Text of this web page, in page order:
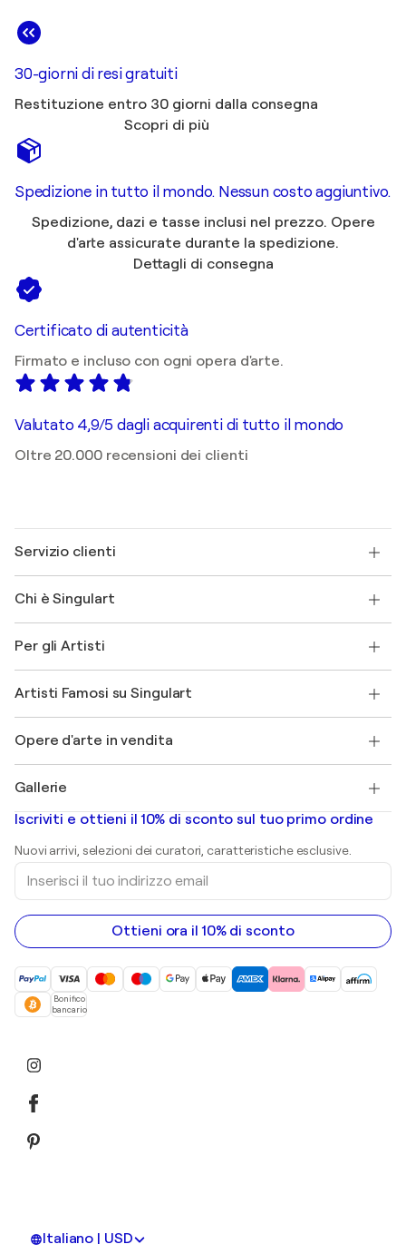
30-giorni di resi gratuiti
Restituzione entro 30 giorni dalla consegna
Scopri di più
Spedizione in tutto il mondo. Nessun costo aggiuntivo.
Spedizione, dazi e tasse inclusi nel prezzo. Opere
d'arte assicurate durante la spedizione.
Dettagli di consegna
Certificato di autenticità
Firmato e incluso con ogni opera d'arte.
Valutato 4,9/5 dagli acquirenti di tutto il mondo
Oltre 20.000 recensioni dei clienti
Servizio clienti
Spedizione
Offri una carta regalo
Partecipa al nostro programma commerciale
Il mio account
Protezione acquirente
+39 694500608
Chi è Singulart
FAQ
Magazine di Singulart
Lavori
Scopri arte originale selezionata
Per gli Artisti
Accedi come Artista
Artisti Famosi su Singulart
Marc Chagall
Banksy
Mr. Brainwash
Shepard Fairey
Opere d'arte in vendita
Quadri astratti in vendita
Dipinti di paesaggi
sculture
Dipinti acrilici
Gallerie
Gallerie d’arte in Italia
Iscriviti e ottieni il 10% di sconto sul tuo primo ordine
Nuovi arrivi, selezioni dei curatori, caratteristiche esclusive.
Inserisci
tuo
indirizzo
email
Ottieni ora il 10% di sconto
Bonifico
bancario
Italiano | USD